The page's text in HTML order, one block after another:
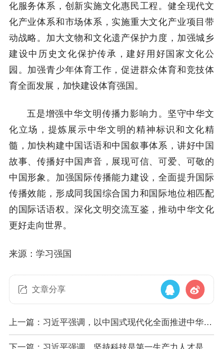
化服务体系，创新实施文化惠民工程。健全现代文
化产业体系和市场体系，实施重大文化产业项目带
动战略。加大文物和文化遗产保护力度，加强城乡
建设中历史文化保护传承，建好用好国家文化公
园。加强青少年体育工作，促进群众体育和竞技体
育全面发展，加快建设体育强国。
五是增强中华文明传播力影响力。坚守中华文
化立场，提炼展示中华文明的精神标识和文化精
髓，加快构建中国话语和中国叙事体系，讲好中国
故事、传播好中国声音，展现可信、可爱、可敬的
中国形象。加强国际传播能力建设，全面提升国际
传播效能，形成同我国综合国力和国际地位相匹配
的国际话语权。深化文明交流互鉴，推动中华文化
更好走向世界。
来源：学习强国
文章分享
上一篇：习近平强调，以中国式现代化全面推进中华民
族伟大复兴